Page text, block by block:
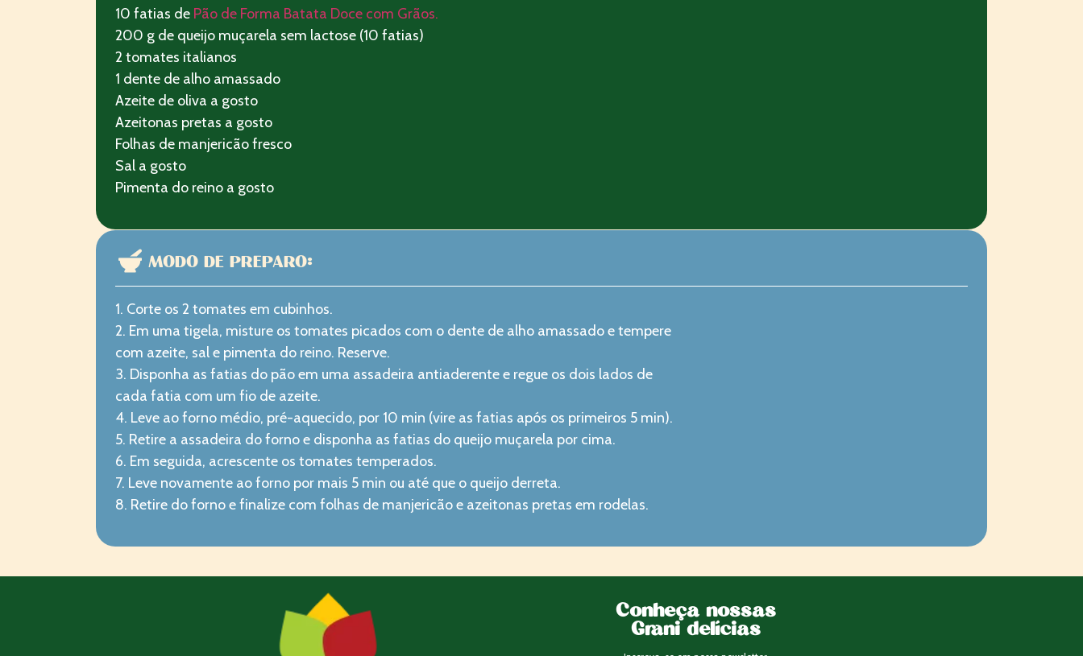
10 fatias de Pão de Forma Batata Doce com Grãos.
200 g de queijo muçarela sem lactose (10 fatias)
2 tomates italianos
1 dente de alho amassado
Azeite de oliva a gosto
Azeitonas pretas a gosto
Folhas de manjericão fresco
Sal a gosto
Pimenta do reino a gosto
MODO DE PREPARO:
1. Corte os 2 tomates em cubinhos.
2. Em uma tigela, misture os tomates picados com o dente de alho amassado e tempere
com azeite, sal e pimenta do reino. Reserve.
3. Disponha as fatias do pão em uma assadeira antiaderente e regue os dois lados de
cada fatia com um fio de azeite.
4. Leve ao forno médio, pré-aquecido, por 10 min (vire as fatias após os primeiros 5 min).
5. Retire a assadeira do forno e disponha as fatias do queijo muçarela por cima.
6. Em seguida, acrescente os tomates temperados.
7. Leve novamente ao forno por mais 5 min ou até que o queijo derreta.
8. Retire do forno e finalize com folhas de manjericão e azeitonas pretas em rodelas.
Conheça nossas
Grani delícias